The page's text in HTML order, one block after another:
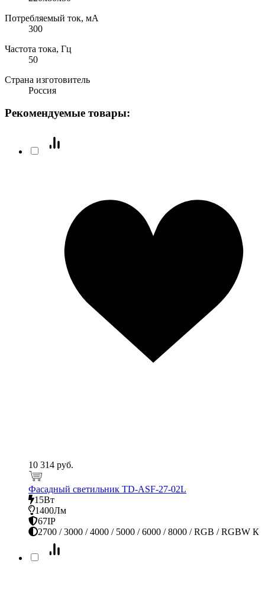
Потребляемый ток, мА
300
Частота тока, Гц
50
Страна изготовитель
Россия
Рекомендуемые товары:
10 314 руб.
Фасадный светильник TD-ASF-27-02L
15Вт
1400Лм
67IP
2700 / 3000 / 4000 / 5000 / 6000 / 8000 / RGB / RGBW К